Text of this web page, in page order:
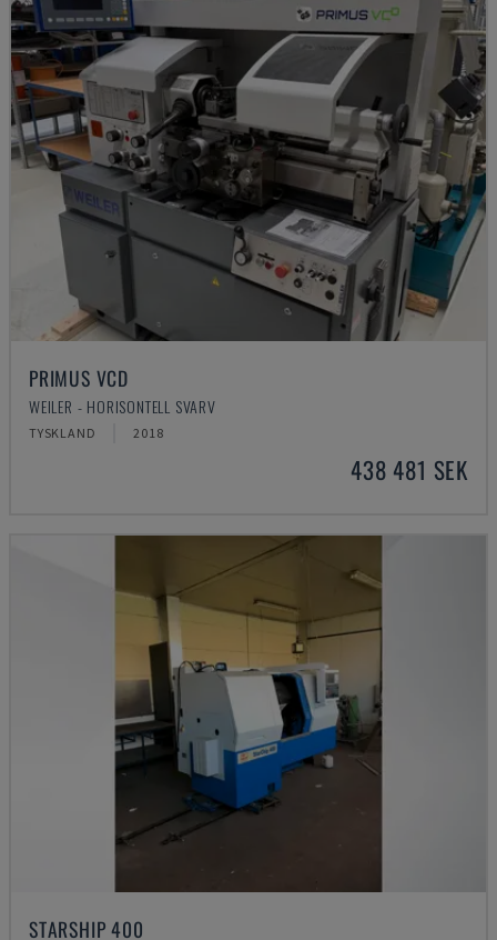
PRIMUS VCD
WEILER - HORISONTELL SVARV
TYSKLAND 2018
438 481 SEK
STARSHIP 400